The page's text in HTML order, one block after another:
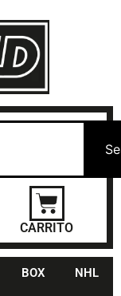
CARRITO
BOX NHL